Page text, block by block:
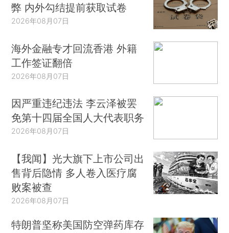
弊 内外勾结提前获取试卷
2026年08月07日
海外金融专才回流香港 外籍
工作签证翻倍
2026年08月07日
因严重违纪违法 李云泽被罢
免第十四届全国人大代表职务
2026年08月07日
【我闻】光大旗下上市公司出
售背后隐情 多人卷入医疗腐
败案被查
2026年08月07日
特朗普坚称美国防空弹药库存